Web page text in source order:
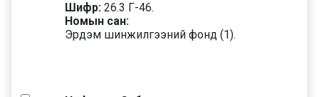
Шифр: 26.3 Г-46.
Номын сан:
Эрдэм шинжилгээний фонд (1).